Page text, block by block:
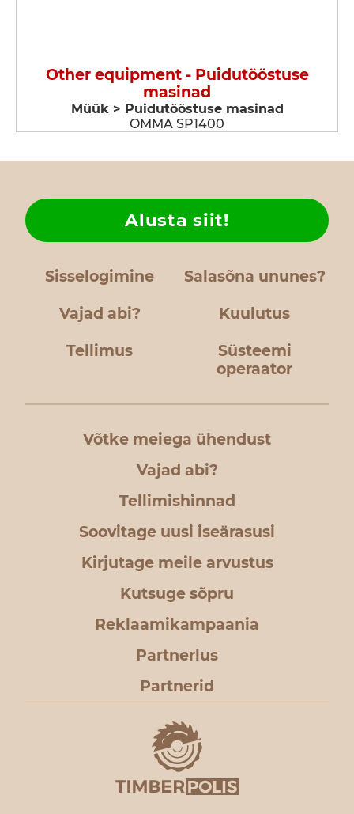
Other equipment - Puidutööstuse
masinad
Müük > Puidutööstuse masinad
OMMA SP1400
Sisselogimine Salasõna ununes?
Vajad abi?
Alusta siit!
Kuulutus
Tellimus
Süsteemi
operaator
Võtke meiega ühendust
Vajad abi?
Tellimishinnad
Soovitage uusi iseärasusi
Kirjutage meile arvustus
Kutsuge sõpru
Reklaamikampaania
Partnerlus
Partnerid